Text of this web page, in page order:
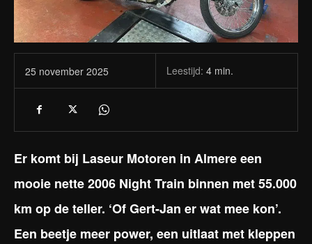
25 november 2025 Leestijd: 4 min.
Er komt bij Laseur Motoren in Almere een
mooie nette 2006 Night Train binnen met 55.000
km op de teller. ‘Of Gert-Jan er wat mee kon’.
Een beetje meer power, een uitlaat met kleppen